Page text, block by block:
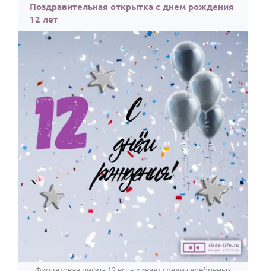
Поздравительная открытка с днем рождения
12 лет